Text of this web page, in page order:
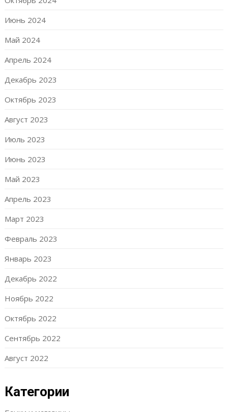
Июнь 2024
Май 2024
Апрель 2024
Декабрь 2023
Октябрь 2023
Август 2023
Июль 2023
Июнь 2023
Май 2023
Апрель 2023
Март 2023
Февраль 2023
Январь 2023
Декабрь 2022
Ноябрь 2022
Октябрь 2022
Сентябрь 2022
Август 2022
Категории